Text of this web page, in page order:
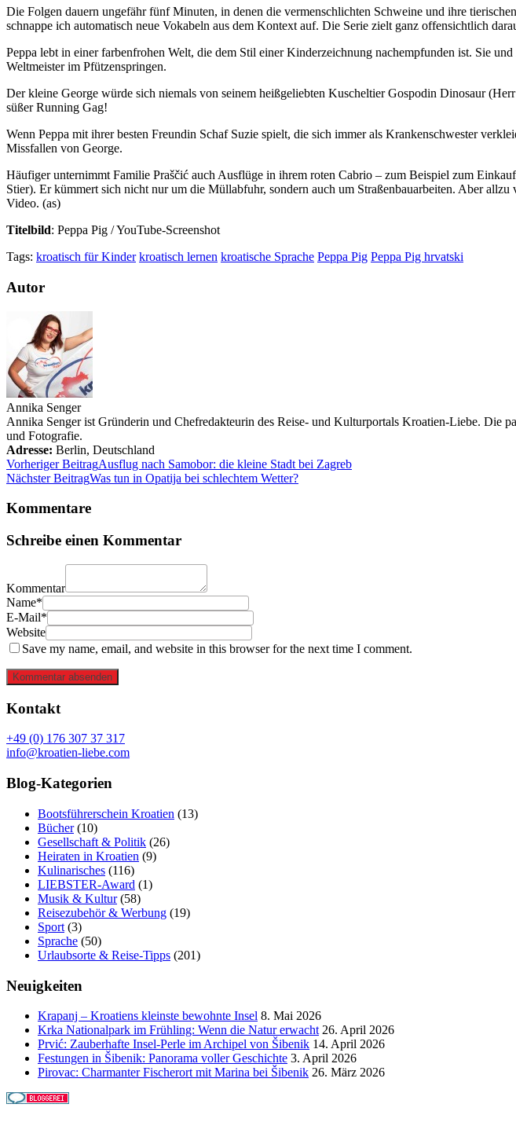
Die Folgen dauern ungefähr fünf Minuten, in denen die vermenschlichten Schweine und ihre
schnappe ich automatisch neue Vokabeln aus dem Kontext auf. Die Serie zielt ganz offensichtlich
Peppa lebt in einer farbenfrohen Welt, die dem Stil einer Kinderzeichnung nachempfunden ist. Sie
Weltmeister im Pfützenspringen.
Der kleine George würde sich niemals von seinem heißgeliebten Kuscheltier Gospodin Dinosaur
süßer Running Gag!
Wenn Peppa mit ihrer besten Freundin Schaf Suzie spielt, die sich immer als Krankenschwester
Missfallen von George.
Häufiger unternimmt Familie Praščić auch Ausflüge in ihrem roten Cabrio – zum Beispiel zum
Stier). Er kümmert sich nicht nur um die Müllabfuhr, sondern auch um Straßenbauarbeiten. Aber
Video. (as)
Titelbild: Peppa Pig / YouTube-Screenshot
Tags: kroatisch für Kinder kroatisch lernen kroatische Sprache Peppa Pig Peppa Pig hrvatski
Autor
Annika Senger
Annika Senger ist Gründerin und Chefredakteurin des Reise- und Kulturportals Kroatien-Liebe. Die
und Fotografie.
Adresse: Berlin, Deutschland
Vorheriger BeitragAusflug nach Samobor: die kleine Stadt bei Zagreb
Nächster BeitragWas tun in Opatija bei schlechtem Wetter?
Kommentare
Schreibe einen Kommentar
Kommentar
Name*
E-Mail*
Website
Save my name, email, and website in this browser for the next time I comment.
Kommentar absenden
Kontakt
+49 (0) 176 307 37 317
info@kroatien-liebe.com
Blog-Kategorien
Bootsführerschein Kroatien (13)
Bücher(10)
Gesellschaft & Politik (26)
Heiraten in Kroatien (9)
Kulinarisches (116)
LIEBSTER-Award (1)
Musik & Kultur(58)
Reisezubehör & Werbung (19)
Sport (3)
Sprache (50)
Urlaubsorte & Reise-Tipps (201)
Neuigkeiten
Krapanj – Kroatiens kleinste bewohnte Insel 8. Mai 2026
Krka Nationalpark im Frühling: Wenn die Natur erwacht 26. April 2026
Prvić: Zauberhafte Insel-Perle im Archipel von Šibenik 14. April 2026
Festungen in Šibenik: Panorama voller Geschichte 3. April 2026
Pirovac: Charmanter Fischerort mit Marina bei Šibenik 26. März 2026